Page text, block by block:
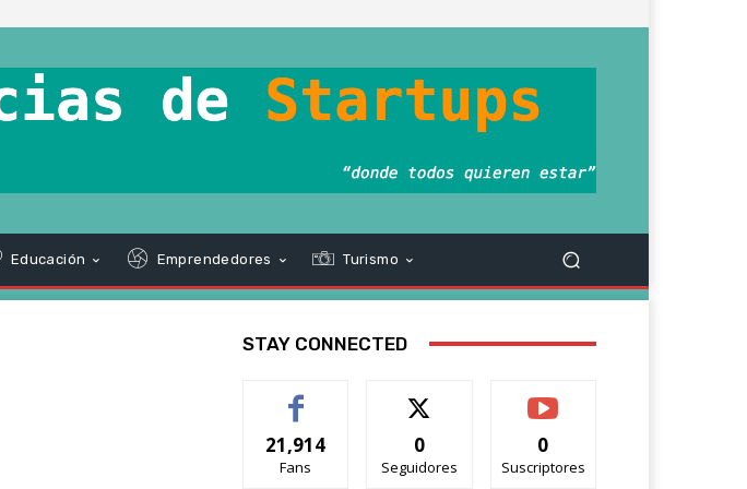
Educación Emprendedores Turismo
STAY CONNECTED
21,914
Fans
0
Seguidores
0
Suscriptores